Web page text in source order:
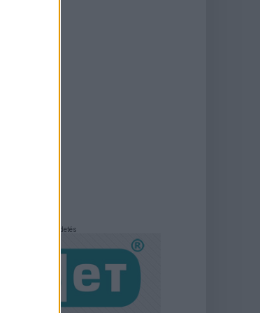
Hirdetés